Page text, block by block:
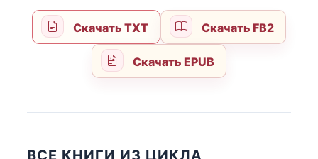
Скачать TXT Скачать FB2
Скачать EPUB